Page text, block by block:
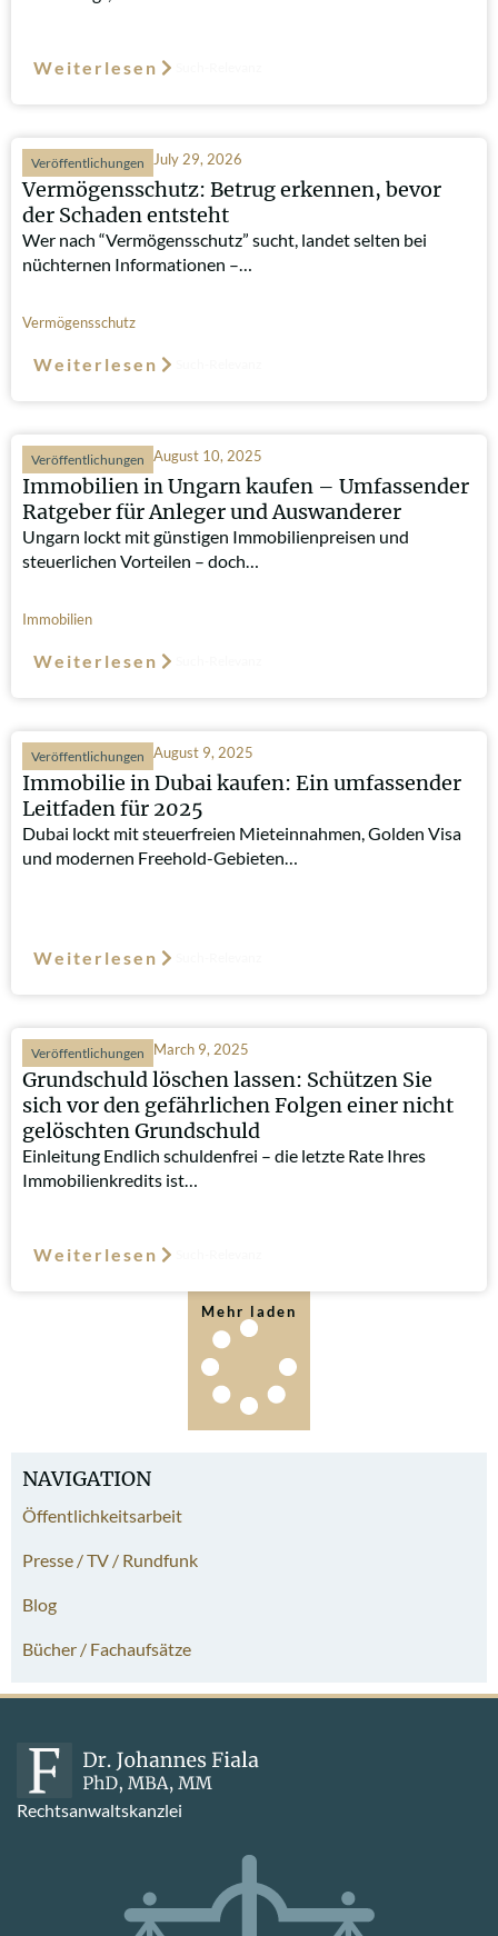
NAVIGATION
Öffentlichkeitsarbeit
Presse / TV / Rundfunk
Blog
Bücher / Fachaufsätze
Weiterlesen
Veröffentlichungen July 29, 2026
Vermögensschutz: Betrug erkennen, bevor
der Schaden entsteht
Wer nach “Vermögensschutz” sucht, landet selten bei
nüchternen Informationen –…
Vermögensschutz
Weiterlesen
Veröffentlichungen August 10, 2025
Immobilien in Ungarn kaufen – Umfassender
Ratgeber für Anleger und Auswanderer
Ungarn lockt mit günstigen Immobilienpreisen und
steuerlichen Vorteilen – doch…
Immobilien
Weiterlesen
Veröffentlichungen August 9, 2025
Immobilie in Dubai kaufen: Ein umfassender
Leitfaden für 2025
Dubai lockt mit steuerfreien Mieteinnahmen, Golden Visa
und modernen Freehold-Gebieten…
Weiterlesen
Veröffentlichungen March 9, 2025
Grundschuld löschen lassen: Schützen Sie
sich vor den gefährlichen Folgen einer nicht
gelöschten Grundschuld
Einleitung Endlich schuldenfrei – die letzte Rate Ihres
Immobilienkredits ist…
Weiterlesen
Mehr laden
Rechtsanwaltskanzlei